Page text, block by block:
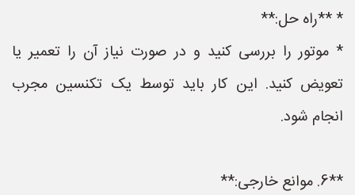
* **راه حل:**
* موتور را بررسی کنید و در صورت نیاز آن را تعمیر یا
تعویض کنید. این کار باید توسط یک تکنسین مجرب
انجام شود.
**6. موانع خارجی:**